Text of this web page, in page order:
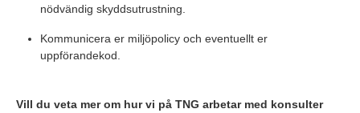
nödvändig skyddsutrustning.
Kommunicera er miljöpolicy och eventuellt er
uppförandekod.
Vill du veta mer om hur vi på TNG arbetar med konsulter